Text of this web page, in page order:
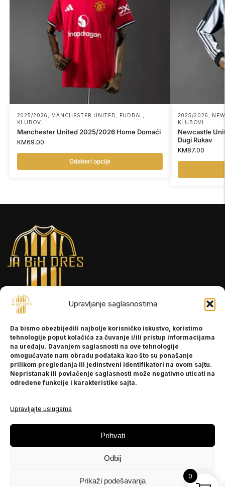
Upravljanje saglasnostima
Da bismo obezbijedili najbolje korisničko iskustvo, koristimo
tehnologije poput kolačića za čuvanje i/ili pristup informacijama
na uređaju. Davanjem saglasnosti na ove tehnologije
omogućavate nam obradu podataka kao što su ponašanje
prilikom pregledanja ili jedinstveni identifikatori na ovom sajtu.
Nepristanak ili povlačenje saglasnosti može negativno uticati na
određene funkcije i karakteristike sajta.
Upravljajte uslugama
Prihvati
Odbij
Prikaži podešavanja
2025/2026 MANCHESTER UNITED FUDBAL
KLUBOVI
Manchester United 2025/2026 Home Domaći
KM69.00
Odaberi opcije
2025/2026
KLUBOVI
Newcastle
Dugi Rukav
KM87.00
INFORMACIJE
O nama
Kontakt
POMOĆ
Politika privatnosti
PRATITE NAS
Instagram
0